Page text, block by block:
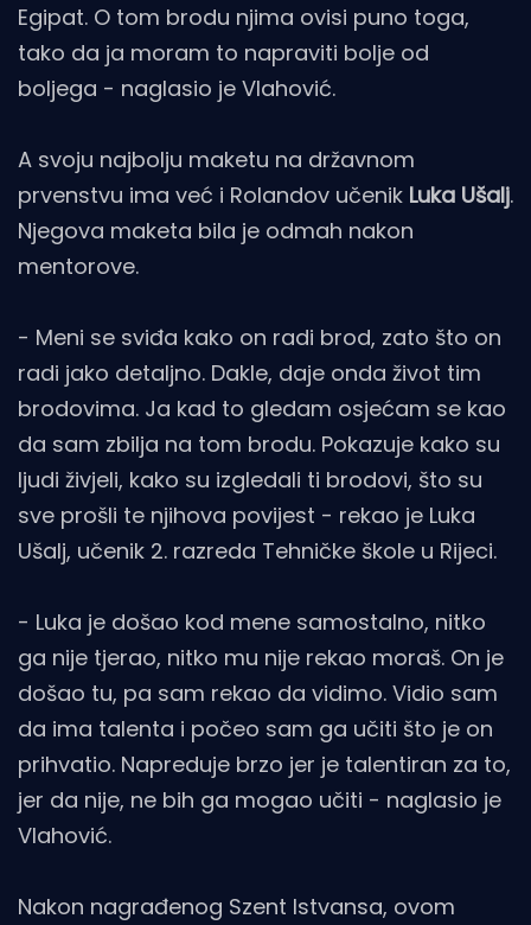
Egipat. O tom brodu njima ovisi puno toga,
tako da ja moram to napraviti bolje od
boljega - naglasio je Vlahović.
A svoju najbolju maketu na državnom
prvenstvu ima već i Rolandov učenik Luka Ušalj.
Njegova maketa bila je odmah nakon
mentorove.
- Meni se sviđa kako on radi brod, zato što on
radi jako detaljno. Dakle, daje onda život tim
brodovima. Ja kad to gledam osjećam se kao
da sam zbilja na tom brodu. Pokazuje kako su
ljudi živjeli, kako su izgledali ti brodovi, što su
sve prošli te njihova povijest - rekao je Luka
Ušalj, učenik 2. razreda Tehničke škole u Rijeci.
- Luka je došao kod mene samostalno, nitko
ga nije tjerao, nitko mu nije rekao moraš. On je
došao tu, pa sam rekao da vidimo. Vidio sam
da ima talenta i počeo sam ga učiti što je on
prihvatio. Napreduje brzo jer je talentiran za to,
jer da nije, ne bih ga mogao učiti - naglasio je
Vlahović.
Nakon nagrađenog Szent Istvansa, ovom